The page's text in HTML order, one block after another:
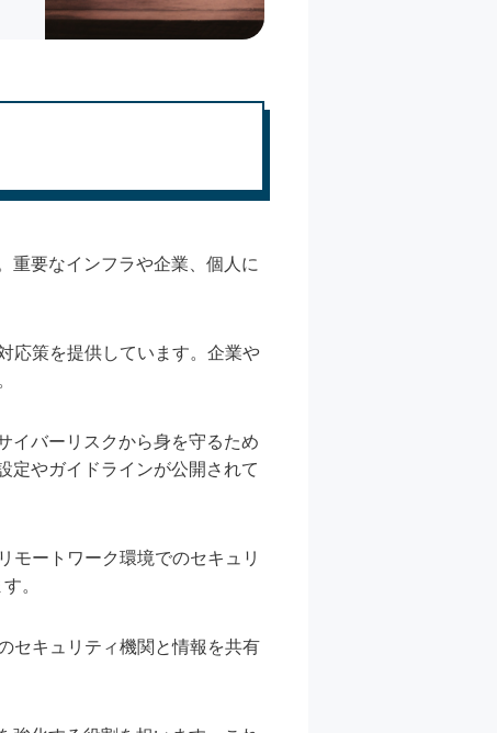
重要なインフラや企業、個人に
応策を提供しています。企業や
イバーリスクから身を守るため
定やガイドラインが公開されて
モートワーク環境でのセキュリ
。
セキュリティ機関と情報を共有